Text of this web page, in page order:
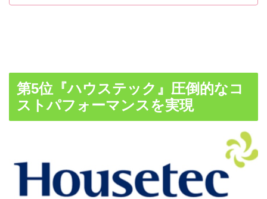
第5位『ハウステック』圧倒的なコ
ストパフォーマンスを実現